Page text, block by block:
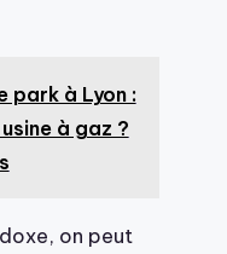
park à Lyon :
à gaz ?
on peut